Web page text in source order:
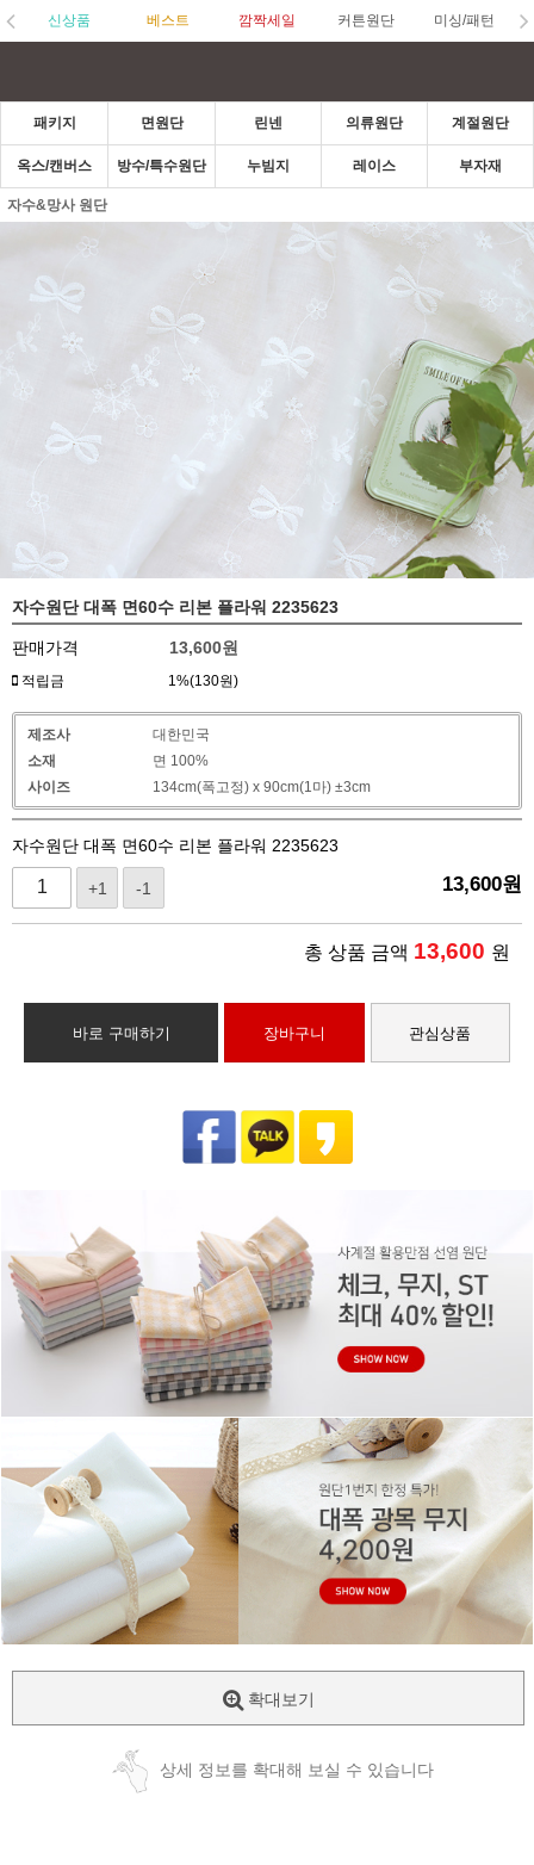
신상품 베스트 깜짝세일 커튼원단 미싱/패턴
패키지 면원단 린넨 의류원단 계절원단
옥스/캔버스 방수/특수원단 누빔지 레이스 부자재
자수&망사 원단
자수원단 대폭 면60수 리본 플라워 2235623
판매가격 13,600원
적립금 1%(130원)
제조사
대한민국
소재
면 100%
사이즈
134cm(폭고정) x 90cm(1마) ±3cm
자수원단 대폭 면60수 리본 플라워 2235623
+1 -1 13,600원
총 상품 금액 13,600 원
바로 구매하기 장바구니 관심상품
확대보기
상세 정보를 확대해 보실 수 있습니다